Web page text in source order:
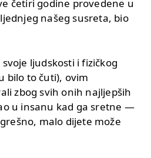
četiri godine provedene u
našeg susreta, bio
ljudskosti i fizičkog
bilo to čuti), ovim
zbog svih onih najljepših
u insanu kad ga sretne —
malo dijete može